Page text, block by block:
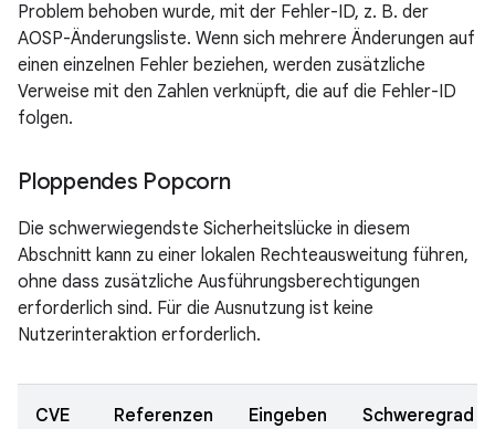
Problem behoben wurde, mit der Fehler-ID, z. B. der
AOSP-Änderungsliste. Wenn sich mehrere Änderungen auf
einen einzelnen Fehler beziehen, werden zusätzliche
Verweise mit den Zahlen verknüpft, die auf die Fehler-ID
folgen.
Ploppendes Popcorn
Die schwerwiegendste Sicherheitslücke in diesem
Abschnitt kann zu einer lokalen Rechteausweitung führen,
ohne dass zusätzliche Ausführungsberechtigungen
erforderlich sind. Für die Ausnutzung ist keine
Nutzerinteraktion erforderlich.
CVE Referenzen Eingeben Schweregrad